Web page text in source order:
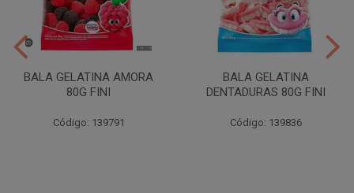
BALA GELATINA AMORA
80G FINI
Código: 139791
BALA GELATINA
DENTADURAS 80G FINI
Código: 139836